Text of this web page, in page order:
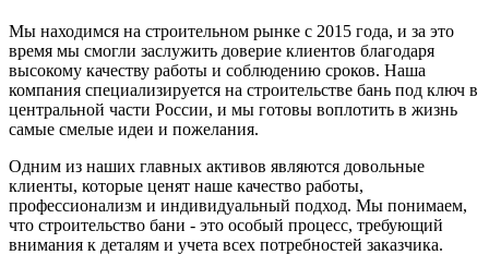
Мы находимся на строительном рынке с 2015 года, и за это
время мы смогли заслужить доверие клиентов благодаря
высокому качеству работы и соблюдению сроков. Наша
компания специализируется на строительстве бань под ключ в
центральной части России, и мы готовы воплотить в жизнь
самые смелые идеи и пожелания.
Одним из наших главных активов являются довольные
клиенты, которые ценят наше качество работы,
профессионализм и индивидуальный подход. Мы понимаем,
что строительство бани - это особый процесс, требующий
внимания к деталям и учета всех потребностей заказчика.